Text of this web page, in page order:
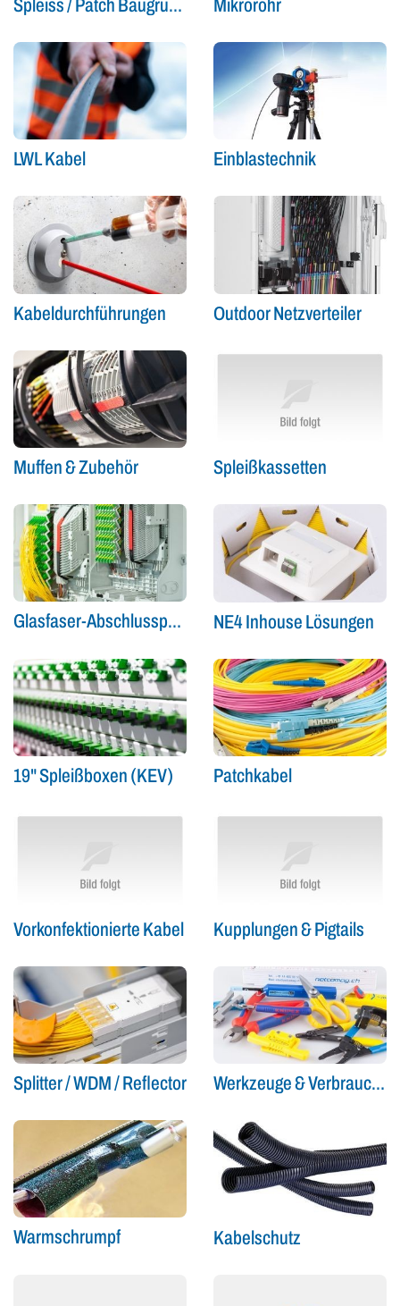
Spleiss / Patch Baugruppen Mikrorohr
LWL Kabel Einblastechnik
Kabeldurchführungen Outdoor Netzverteiler
Muffen & Zubehör Spleißkassetten
Glasfaser-Abschlusspunkt (Gf-AP) NE4 Inhouse Lösungen
19" Spleißboxen (KEV) Patchkabel
Vorkonfektionierte Kabel Kupplungen & Pigtails
Splitter / WDM / Reflector Werkzeuge & Verbrauchsmaterial
Warmschrumpf Kabelschutz